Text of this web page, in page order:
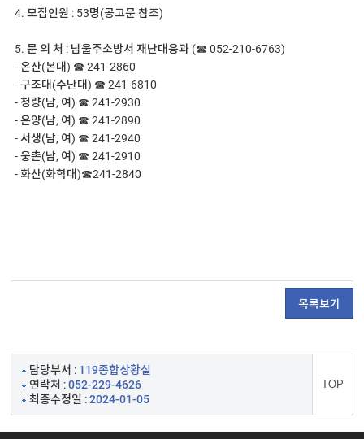
4. 모집인원 : 53명(공고문 참조)
5. 문 의 처 : 남울주소방서 재난대응과 (☎ 052-210-6763)
- 온산(본대) ☎ 241-2860
- 구조대(수난대) ☎ 241-6810
- 청량(남, 여) ☎ 241-2930
- 온양(남, 여) ☎ 241-2890
- 서생(남, 여) ☎ 241-2940
- 웅촌(남, 여) ☎ 241-2910
- 화산(화학대)☎241-2840
목록보기
담당부서 : 119종합상황실
연락처 :052-229-4626
최종수정일 :2024-01-05
TOP